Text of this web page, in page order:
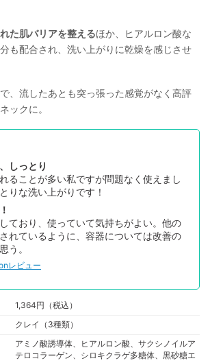
2Na、メチルパラベン、プロピルパラベン
た肌バリアを整えるほか、ヒアルロン酸な
も配合され、洗い上がりに乾燥を感じさせ
、流したあとも突っ張った感覚がなく高評
ックに。
しっとり
ることが多い私ですが問題なく使えまし
りな洗い上がりです！
ており、使っていて気持ちがよい。他の
れているように、容器については改善の
う。
レビュー
1,364円（税込）
クレイ（3種類）
アミノ酸誘導体、ヒアルロン酸、サクシノイルア
テロコラーゲン、シロキクラゲ多糖体、黒砂糖エ